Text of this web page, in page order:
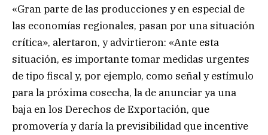
«Gran parte de las producciones y en especial de
las economías regionales, pasan por una situación
crítica», alertaron, y advirtieron: «Ante esta
situación, es importante tomar medidas urgentes
de tipo fiscal y, por ejemplo, como señal y estímulo
para la próxima cosecha, la de anunciar ya una
baja en los Derechos de Exportación, que
promovería y daría la previsibilidad que incentive